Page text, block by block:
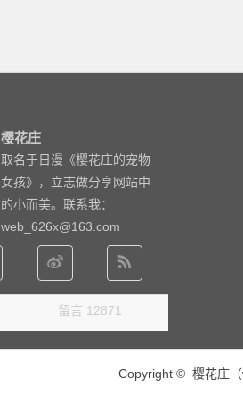
樱花庄
取名于日漫《樱花庄的宠物
女孩》，立志做分享网站中
的小而美。联系我：
web_626x@163.com
留言 12871
Copyright © 樱花庄